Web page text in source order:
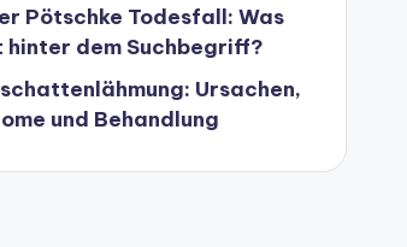
Pötschke Todesfall: Was
hinter dem Suchbegriff?
Ursachen,
und Behandlung